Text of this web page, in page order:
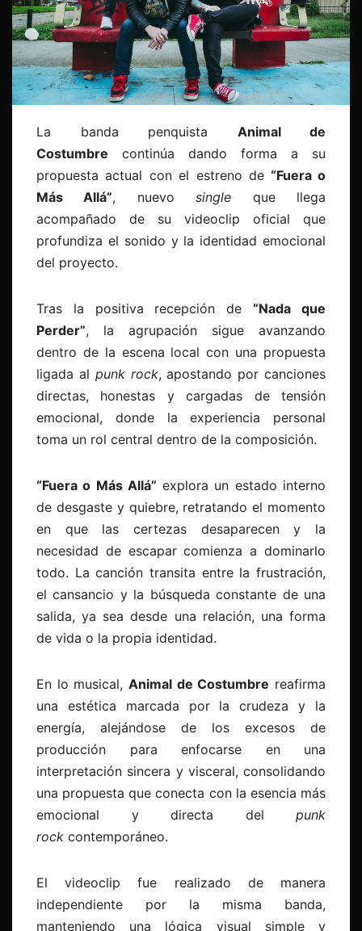
La banda penquista Animal de
Costumbre continúa dando forma a su
propuesta actual con el estreno de “Fuera o
Más Allá”, nuevosingle que llega
acompañado de su videoclip oficial que
profundiza el sonido y la identidad emocional
del proyecto.
Tras la positiva recepción de“Nada que
Perder”, la agrupación sigue avanzando
dentro de la escena local con una propuesta
ligada al punk rock, apostando por canciones
directas, honestas y cargadas de tensión
emocional, donde la experiencia personal
toma un rol central dentro de la composición.
“Fuera o Más Allá” explora un estado interno
de desgaste y quiebre, retratando el momento
en que las certezas desaparecen y la
necesidad de escapar comienza a dominarlo
todo. La canción transita entre la frustración,
el cansancio y la búsqueda constante de una
salida, ya sea desde una relación, una forma
de vida o la propia identidad.
En lo musical, Animal de Costumbre reafirma
una estética marcada por la crudeza y la
energía, alejándose de los excesos de
producción para enfocarse en una
interpretación sincera y visceral, consolidando
una propuesta que conecta con la esencia más
emocional y directa del punk
rock contemporáneo.
El videoclip fue realizado de manera
independiente por la misma banda,
manteniendo una lógica visual simple y